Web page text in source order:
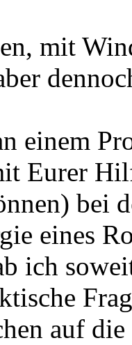
mit
einem
Eurer
bei
eines
ich
auf